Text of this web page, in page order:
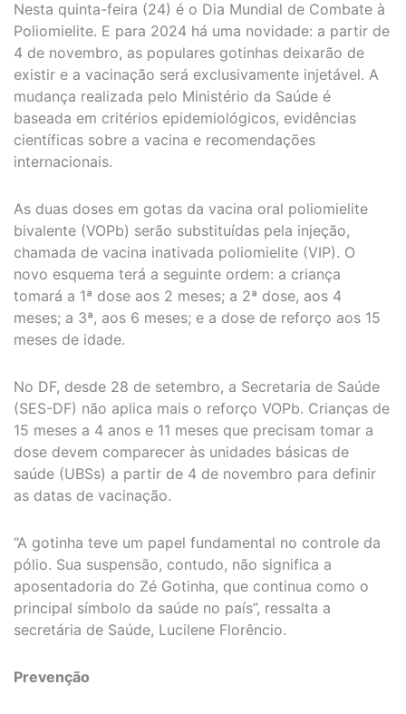
Nesta quinta-feira (24) é o Dia Mundial de Combate à
Poliomielite. E para 2024 há uma novidade: a partir de
4 de novembro, as populares gotinhas deixarão de
existir e a vacinação será exclusivamente injetável. A
mudança realizada pelo Ministério da Saúde é
baseada em critérios epidemiológicos, evidências
científicas sobre a vacina e recomendações
internacionais.
As duas doses em gotas da vacina oral poliomielite
bivalente (VOPb) serão substituídas pela injeção,
chamada de vacina inativada poliomielite (VIP). O
novo esquema terá a seguinte ordem: a criança
tomará a 1ª dose aos 2 meses; a 2ª dose, aos 4
meses; a 3ª, aos 6 meses; e a dose de reforço aos 15
meses de idade.
No DF, desde 28 de setembro, a Secretaria de Saúde
(SES-DF) não aplica mais o reforço VOPb. Crianças de
15 meses a 4 anos e 11 meses que precisam tomar a
dose devem comparecer às unidades básicas de
saúde (UBSs) a partir de 4 de novembro para definir
as datas de vacinação.
“A gotinha teve um papel fundamental no controle da
pólio. Sua suspensão, contudo, não significa a
aposentadoria do Zé Gotinha, que continua como o
principal símbolo da saúde no país”, ressalta a
secretária de Saúde, Lucilene Florêncio.
Prevenção